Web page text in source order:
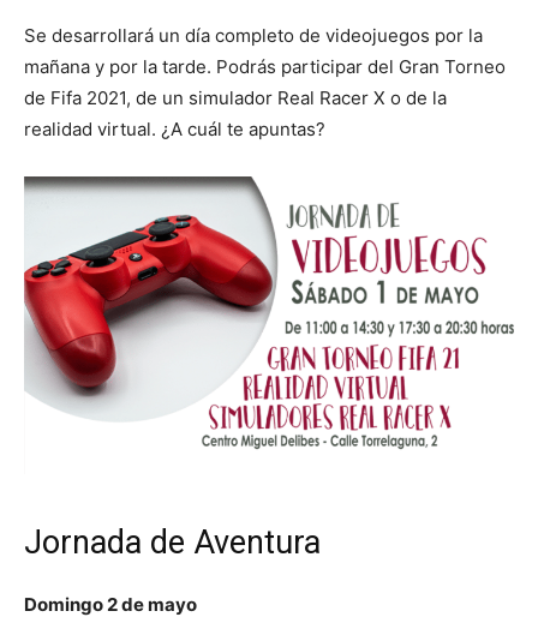
Se desarrollará un día completo de videojuegos por la
mañana y por la tarde. Podrás participar del Gran Torneo
de Fifa 2021, de un simulador Real Racer X o de la
realidad virtual. ¿A cuál te apuntas?
Jornada de Aventura
Domingo 2 de mayo